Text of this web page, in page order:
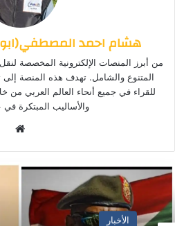
هشام احمد
من أبرز المنصات الإلكترونية المخصصة
المتنوع والشامل. تهدف هذه المنصة إلى
للقراء في جميع أنحاء العالم العربي من
والأساليب المبتكرة
الأخبار